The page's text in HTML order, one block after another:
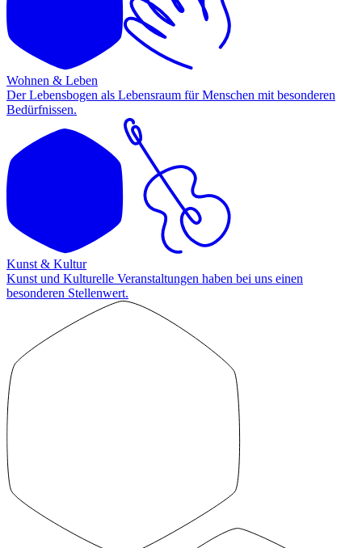
Wohnen & Leben
Der Lebensbogen als Lebensraum für Menschen mit besonderen
Bedürfnissen.
Kunst & Kultur
Kunst und Kulturelle Veranstaltungen haben bei uns einen
besonderen Stellenwert.